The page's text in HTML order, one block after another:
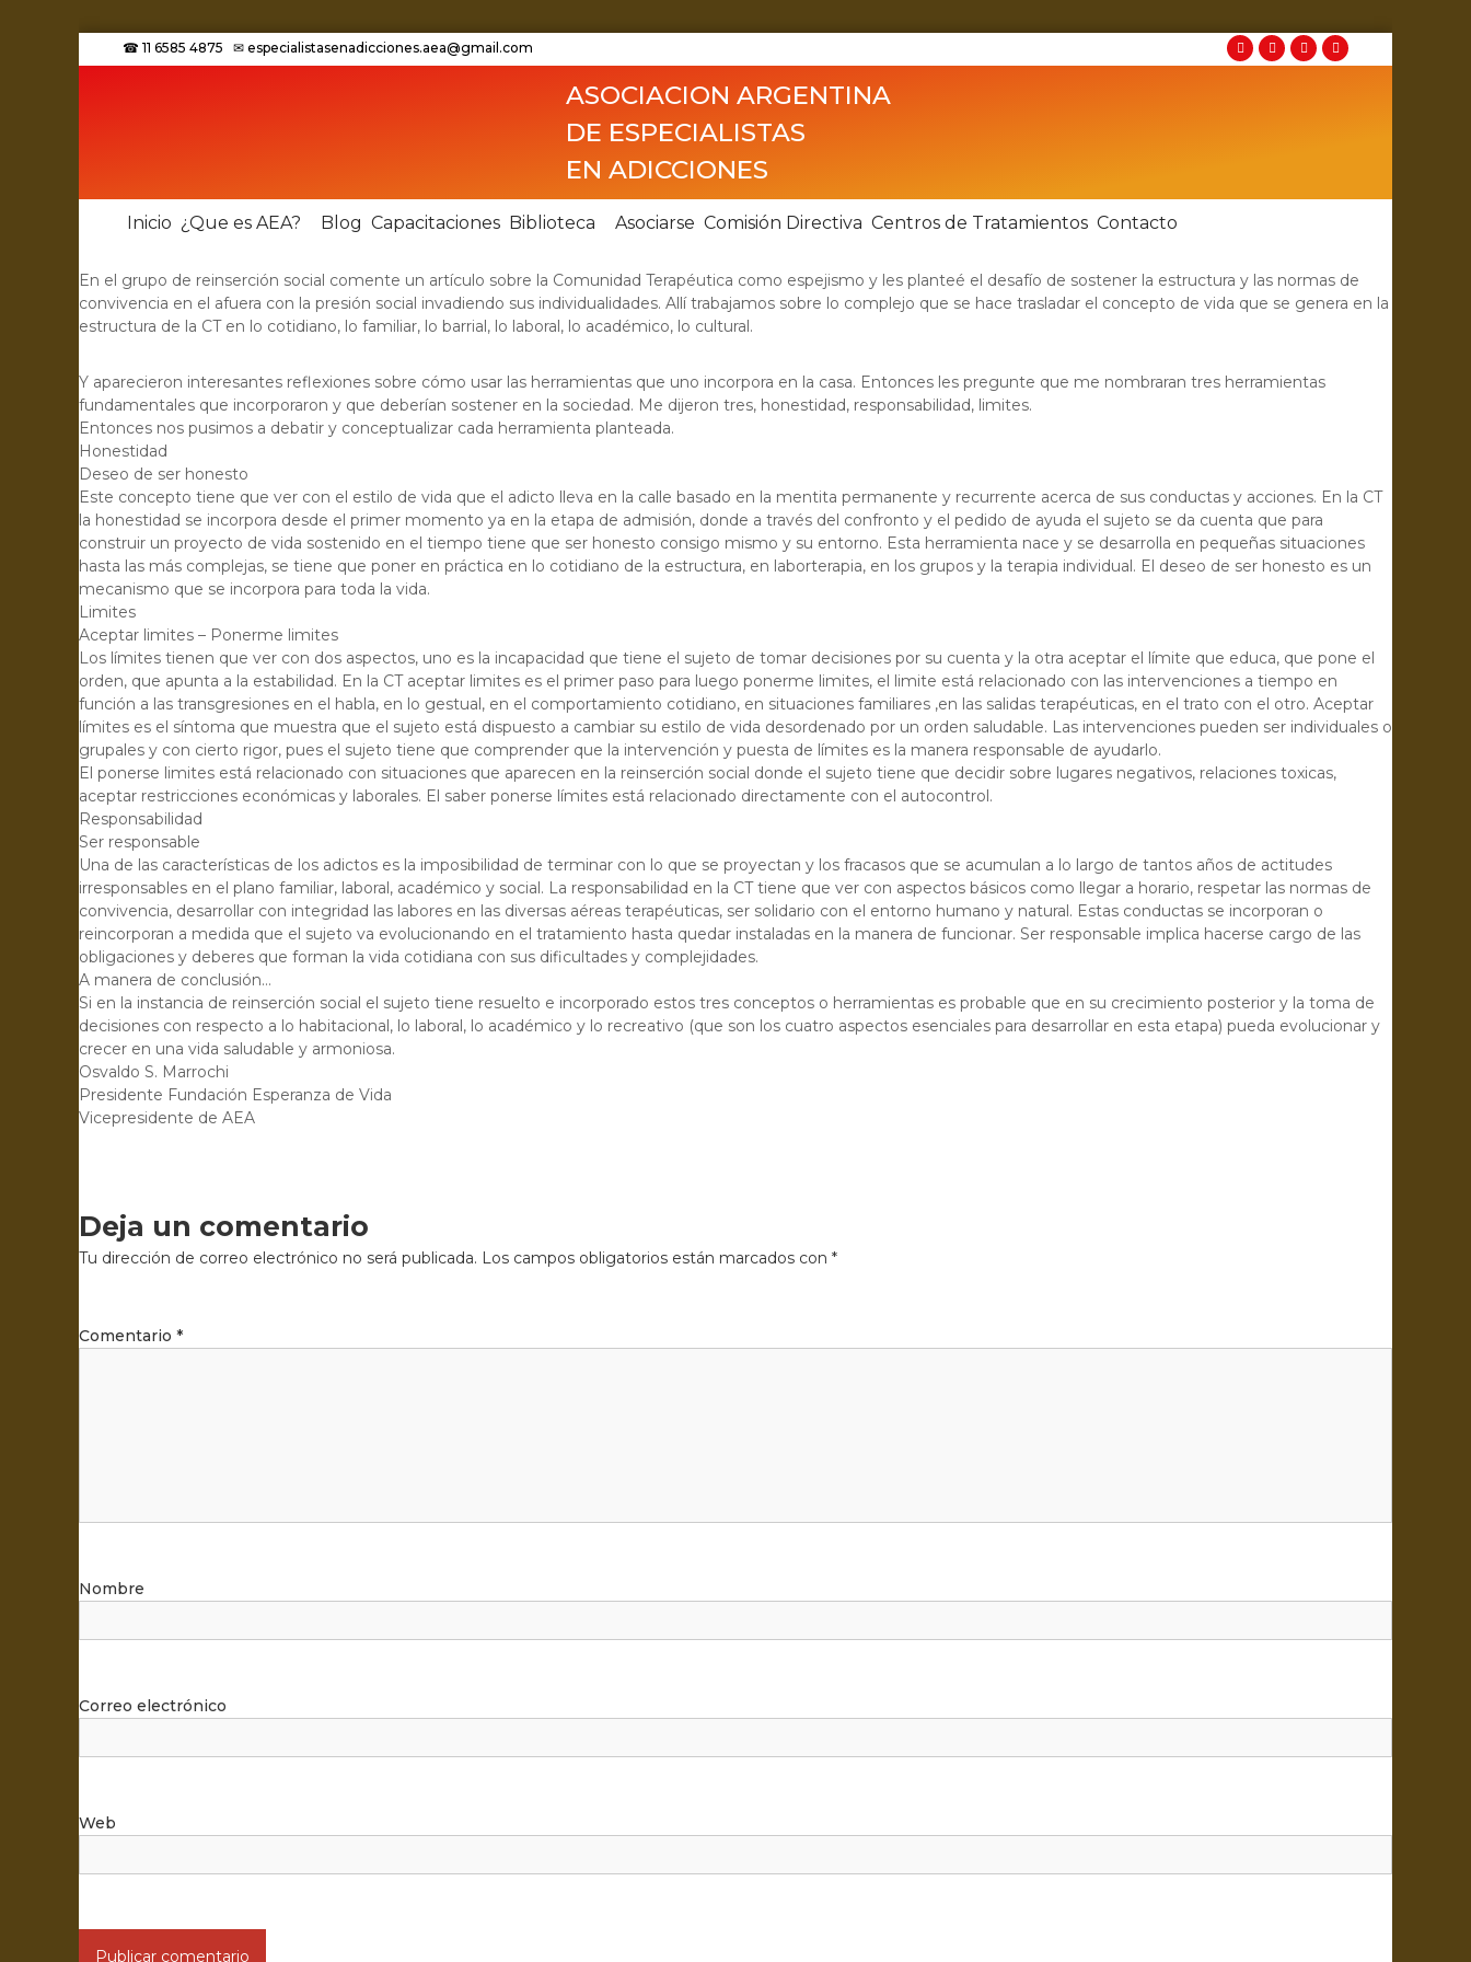
☎ 11 6585 4875 ✉ especialistasenadicciones.aea@gmail.com
ASOCIACION ARGENTINA
DE ESPECIALISTAS
EN ADICCIONES
Inicio ¿Que es AEA? Blog Capacitaciones Biblioteca Asociarse Comisión Directiva Centros de Tratamientos Contacto
En el grupo de reinserción social comente un artículo sobre la Comunidad Terapéutica como espejismo y les planteé el desafío de sostener la estructura y las normas de
convivencia en el afuera con la presión social invadiendo sus individualidades. Allí trabajamos sobre lo complejo que se hace trasladar el concepto de vida que se genera en la
estructura de la CT en lo cotidiano, lo familiar, lo barrial, lo laboral, lo académico, lo cultural.
Y aparecieron interesantes reflexiones sobre cómo usar las herramientas que uno incorpora en la casa. Entonces les pregunte que me nombraran tres herramientas
fundamentales que incorporaron y que deberían sostener en la sociedad. Me dijeron tres, honestidad, responsabilidad, limites.
Entonces nos pusimos a debatir y conceptualizar cada herramienta planteada.
Honestidad
Deseo de ser honesto
Este concepto tiene que ver con el estilo de vida que el adicto lleva en la calle basado en la mentita permanente y recurrente acerca de sus conductas y acciones. En la CT
la honestidad se incorpora desde el primer momento ya en la etapa de admisión, donde a través del confronto y el pedido de ayuda el sujeto se da cuenta que para
construir un proyecto de vida sostenido en el tiempo tiene que ser honesto consigo mismo y su entorno. Esta herramienta nace y se desarrolla en pequeñas situaciones
hasta las más complejas, se tiene que poner en práctica en lo cotidiano de la estructura, en laborterapia, en los grupos y la terapia individual. El deseo de ser honesto es un
mecanismo que se incorpora para toda la vida.
Limites
Aceptar limites – Ponerme limites
Los límites tienen que ver con dos aspectos, uno es la incapacidad que tiene el sujeto de tomar decisiones por su cuenta y la otra aceptar el límite que educa, que pone el
orden, que apunta a la estabilidad. En la CT aceptar limites es el primer paso para luego ponerme limites, el limite está relacionado con las intervenciones a tiempo en
función a las transgresiones en el habla, en lo gestual, en el comportamiento cotidiano, en situaciones familiares ,en las salidas terapéuticas, en el trato con el otro. Aceptar
límites es el síntoma que muestra que el sujeto está dispuesto a cambiar su estilo de vida desordenado por un orden saludable. Las intervenciones pueden ser individuales o
grupales y con cierto rigor, pues el sujeto tiene que comprender que la intervención y puesta de límites es la manera responsable de ayudarlo.
El ponerse limites está relacionado con situaciones que aparecen en la reinserción social donde el sujeto tiene que decidir sobre lugares negativos, relaciones toxicas,
aceptar restricciones económicas y laborales. El saber ponerse límites está relacionado directamente con el autocontrol.
Responsabilidad
Ser responsable
Una de las características de los adictos es la imposibilidad de terminar con lo que se proyectan y los fracasos que se acumulan a lo largo de tantos años de actitudes
irresponsables en el plano familiar, laboral, académico y social. La responsabilidad en la CT tiene que ver con aspectos básicos como llegar a horario, respetar las normas de
convivencia, desarrollar con integridad las labores en las diversas aéreas terapéuticas, ser solidario con el entorno humano y natural. Estas conductas se incorporan o
reincorporan a medida que el sujeto va evolucionando en el tratamiento hasta quedar instaladas en la manera de funcionar. Ser responsable implica hacerse cargo de las
obligaciones y deberes que forman la vida cotidiana con sus dificultades y complejidades.
A manera de conclusión…
Si en la instancia de reinserción social el sujeto tiene resuelto e incorporado estos tres conceptos o herramientas es probable que en su crecimiento posterior y la toma de
decisiones con respecto a lo habitacional, lo laboral, lo académico y lo recreativo (que son los cuatro aspectos esenciales para desarrollar en esta etapa) pueda evolucionar y
crecer en una vida saludable y armoniosa.
Osvaldo S. Marrochi
Presidente Fundación Esperanza de Vida
Vicepresidente de AEA
Deja un comentario
Tu dirección de correo electrónico no será publicada. Los campos obligatorios están marcados con *
Comentario *
Nombre
Correo electrónico
Web